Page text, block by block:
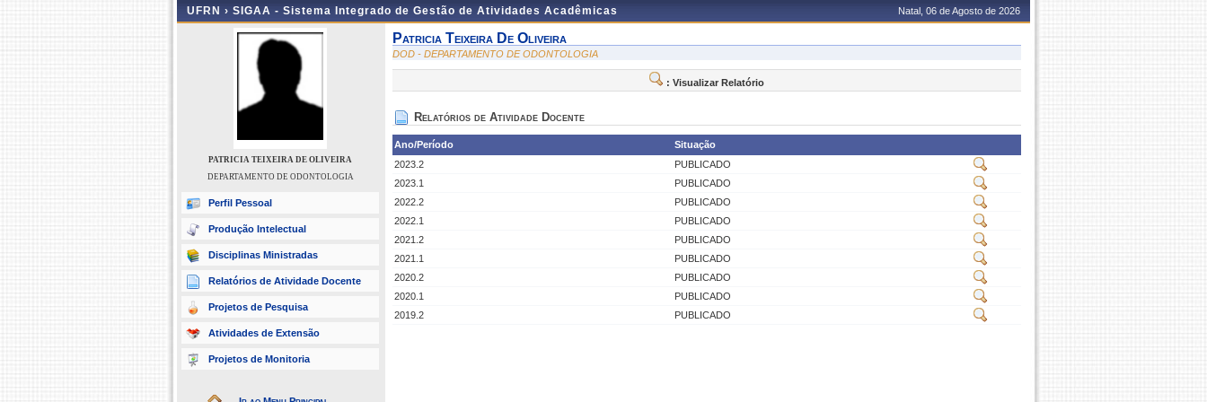
UFRN › SIGAA - Sistema Integrado de Gestão de Atividades Acadêmicas Natal, 06 de Agosto de 2026
PATRICIA TEIXEIRA DE OLIVEIRA
DEPARTAMENTO DE ODONTOLOGIA
Perfil Pessoal
Produção Intelectual
Disciplinas Ministradas
Relatórios de Atividade Docente
Projetos de Pesquisa
Atividades de Extensão
Projetos de Monitoria
Patricia Teixeira De Oliveira
DOD - DEPARTAMENTO DE ODONTOLOGIA
: Visualizar Relatório
Relatórios de Atividade Docente
Ano/Período
Situação
2023.2
PUBLICADO
2023.1
PUBLICADO
2022.2
PUBLICADO
2022.1
PUBLICADO
2021.2
PUBLICADO
2021.1
PUBLICADO
2020.2
PUBLICADO
2020.1
PUBLICADO
2019.2
PUBLICADO